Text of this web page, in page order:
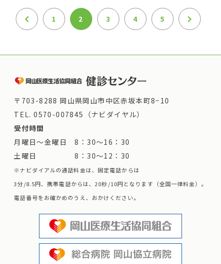
1 2 3 4 5
〒703-8288 岡山県岡山市中区赤坂本町8−10
TEL.0570-007845（ナビダイヤル）
受付時間
月曜日～金曜日 8：30～16：30
土曜日 8：30～12：30
※ナビダイアルの通話料金は、固定電話からは
3分/8.5円、携帯電話からは、20秒/10円となります（全国一律料金）。
電話番号をお確かめのうえ、おかけください。